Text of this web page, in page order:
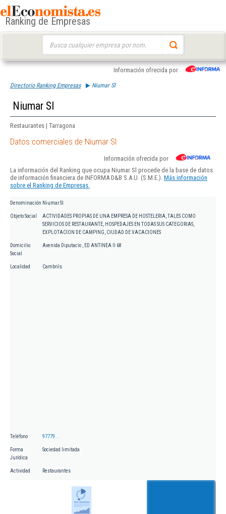
Ranking de Empresas
Información ofrecida por
Directorio Ranking Empresas Niumar Sl
Niumar Sl
Restaurantes | Tarragona
Datos comerciales de Niumar Sl
Información ofrecida por
La información del Ranking que ocupa Niumar Sl procede de la base de datos
de información financiera de INFORMA D&B S.A.U. (S.M.E.). Más información
sobre el Ranking de Empresas.
Denominación Niumar Sl
Objeto Social
ACTIVIDADES PROPIAS DE UNA EMPRESA DE HOSTELERIA, TALES COMO
SERVICIOS DE RESTAURANTE, HOSPEDAJES EN TODAS SUS CATEGORIAS,
EXPLOTACION DE CAMPING, CIUDAD DE VACACIONES
Domicilio
Social
Avenida Diputacio , ED ANTINEA II 68
Localidad Cambrils
Teléfono 97779...
Forma
Jurídica
Sociedad limitada
Actividad Restaurantes